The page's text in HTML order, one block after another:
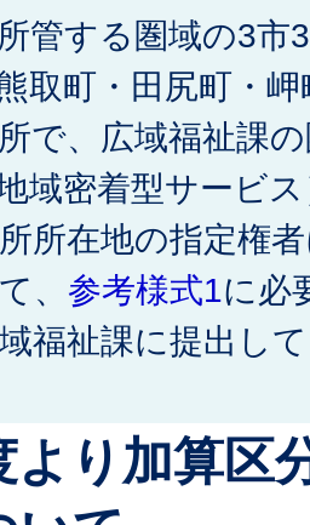
管する圏域の3市
取町・田尻町・
で、広域福祉課
地域密着型サービ
所在地の指定権
、 参考様式1に必
福祉課に提出し
より加算区